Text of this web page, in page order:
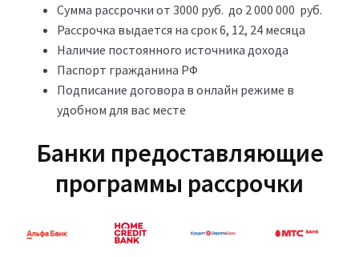
Сумма рассрочки от 3000 руб. до 2 000 000 руб.
Рассрочка выдается на срок 6, 12, 24 месяца
Наличие постоянного источника дохода
Паспорт гражданина РФ
Подписание договора в онлайн режиме в
удобном для вас месте
Банки предоставляющие
программы рассрочки